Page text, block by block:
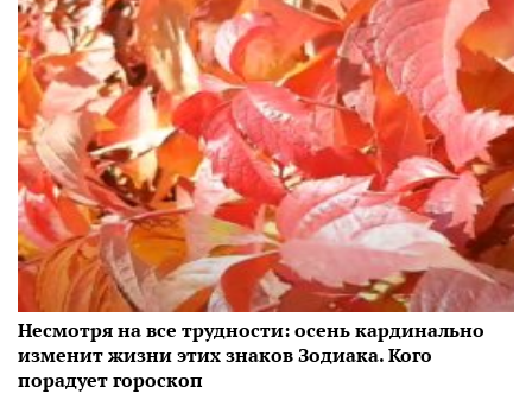
Несмотря на все трудности: осень кардинально
изменит жизни этих знаков Зодиака. Кого
порадует гороскоп